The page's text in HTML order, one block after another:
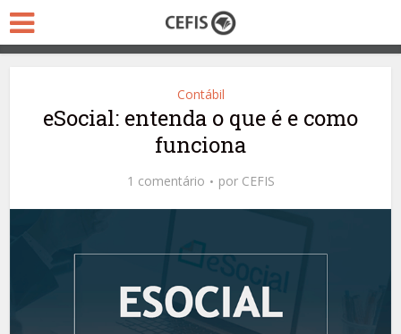
Contábil
eSocial: entenda o que é e como
funciona
1 comentário por CEFIS